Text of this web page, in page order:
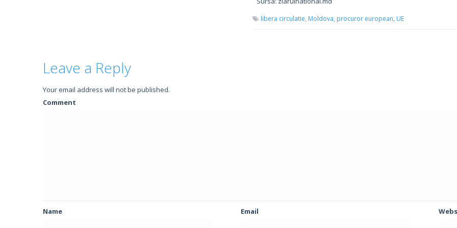
libera circulatie, Moldova, procuror european, UE
Leave a Reply
Your email address will not be published.
Comment
Name Email